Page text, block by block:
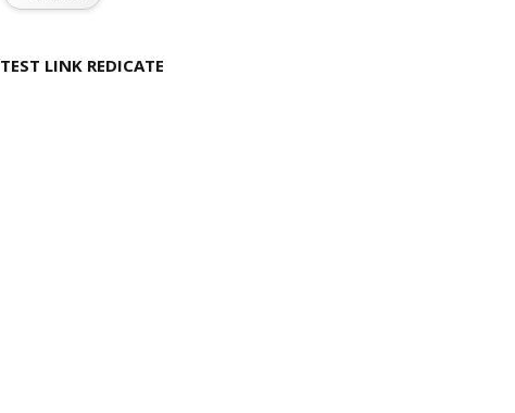
TEST LINK REDICATE